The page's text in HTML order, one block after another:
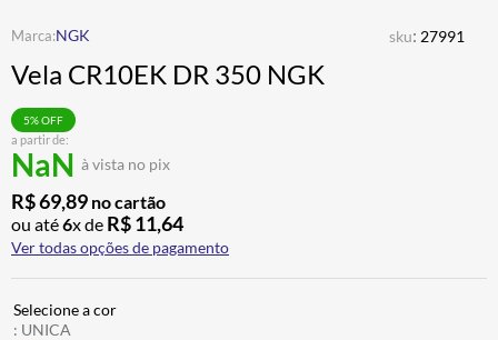
NGK sku: 27991
Vela CR10EK DR 350 NGK
a partir de:
NaN à vista no pix
5% OFF
R$69,89 no cartão
ou até6x de R$11,64
Ver todas opções de pagamento
: UNICA
4º ÓCULOS SOLAR
5º LUVA
6º
º
8º AIROH
9º CALÇA